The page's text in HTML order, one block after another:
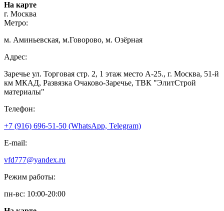
На карте
г. Москва
Метро:
м. Аминьевская, м.Говорово, м. Озёрная
Адрес:
Заречье ул. Торговая стр. 2, 1 этаж место A-25., г. Москва, 51-й
км МКАД, Развязка Очаково-Заречье, ТВК "ЭлитСтрой
материалы"
Телефон:
+7 (916) 696-51-50 (WhatsApp, Telegram)
E-mail:
vfd777@yandex.ru
Режим работы:
пн-вс: 10:00-20:00